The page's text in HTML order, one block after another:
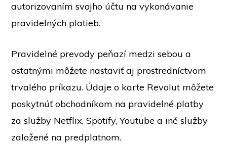
autorizovaním svojho účtu na vykonávanie
pravidelných platieb.
Pravidelné prevody peňazí medzi sebou a
ostatnými môžete nastaviť aj prostredníctvom
trvalého príkazu. Údaje o karte Revolut môžete
poskytnúť obchodníkom na pravidelné platby
za služby Netflix, Spotify, Youtube a iné služby
založené na predplatnom.